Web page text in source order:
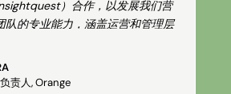
）合作，以发展我们营
队的专业能力，涵盖运营和管理层
近2,800人。
非常协作的方式设计，Marc专注
和文化背景。
责人, Orange